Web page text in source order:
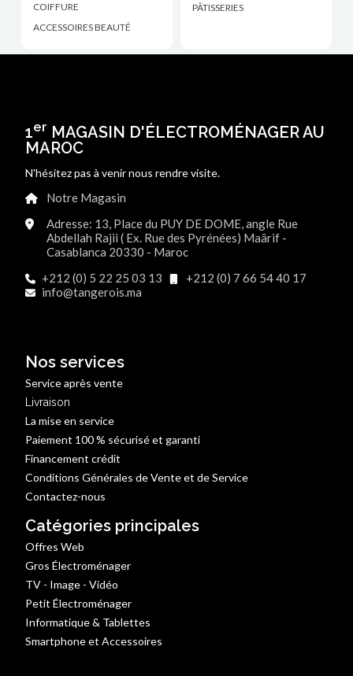
COIFFURE
ACCESSOIRES BEAUTÉ
PÂTISSERIES
1er MAGASIN D'ÉLECTROMÉNAGER AU
MAROC
N'hésitez pas à venir nous rendre visite.
Notre Magasin
Adresse: 13, Place du PUY DE DOME, angle Rue
Abdellah Rajii ( Ex. Rue des Pyrénées) Maârif -
Casablanca 20330 - Maroc
+212 (0) 5 22 25 03 13
+212 (0) 7 66 54 40 17
info@tangerois.ma
Nos services
Service après vente
Livraison
La mise en service
Paiement 100 % sécurisé et garanti
Financement crédit
Conditions Générales de Vente et de Service
Contactez-nous
Catégories principales
Offres Web
Gros Électroménager
TV - Image - Vidéo
Petit Électroménager
Informatique & Tablettes
Smartphone et Accessoires